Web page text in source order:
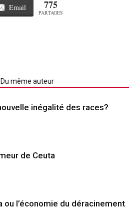
Email 775
PARTAGES
Du même auteur
inégalité des races?
de Ceuta
ou l’économie du déracinement